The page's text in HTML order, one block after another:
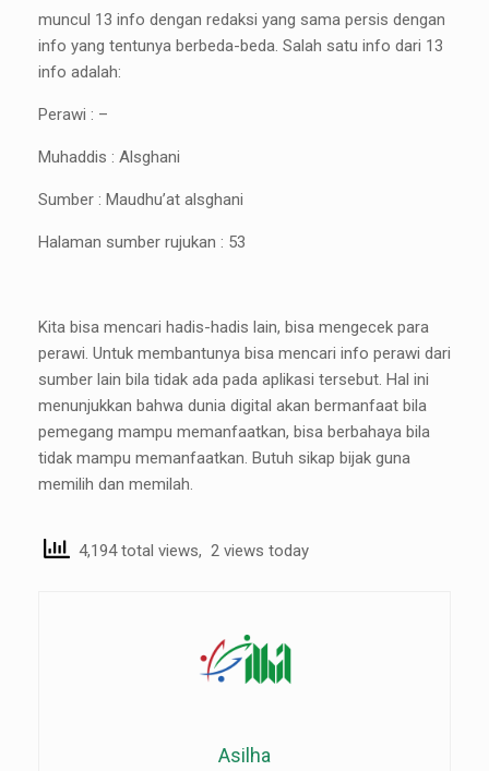
muncul 13 info dengan redaksi yang sama persis dengan
info yang tentunya berbeda-beda. Salah satu info dari 13
info adalah:
Perawi : –
Muhaddis : Alsghani
Sumber : Maudhu’at alsghani
Halaman sumber rujukan : 53
Kita bisa mencari hadis-hadis lain, bisa mengecek para
perawi. Untuk membantunya bisa mencari info perawi dari
sumber lain bila tidak ada pada aplikasi tersebut. Hal ini
menunjukkan bahwa dunia digital akan bermanfaat bila
pemegang mampu memanfaatkan, bisa berbahaya bila
tidak mampu memanfaatkan. Butuh sikap bijak guna
memilih dan memilah.
4,194 total views, 2 views today
Asilha